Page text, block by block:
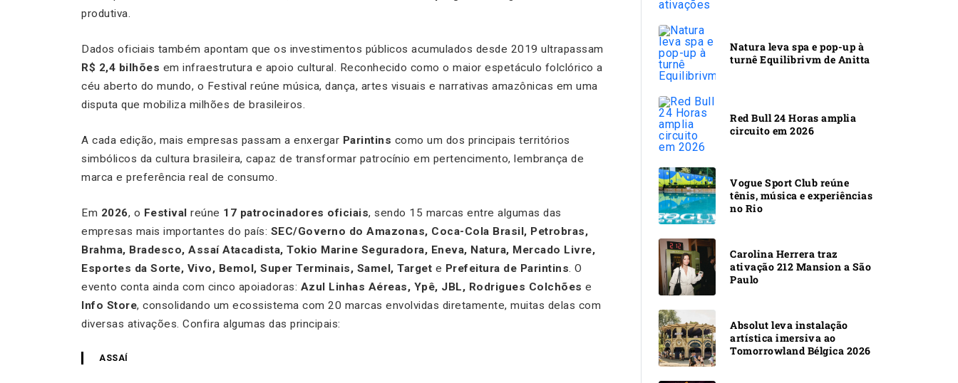
produtiva.
Dados oficiais também apontam que os investimentos públicos acumulados desde 2019 ultrapassam
R$ 2,4 bilhões em infraestrutura e apoio cultural. Reconhecido como o maior espetáculo folclórico a
céu aberto do mundo, o Festival reúne música, dança, artes visuais e narrativas amazônicas em uma
disputa que mobiliza milhões de brasileiros.
A cada edição, mais empresas passam a enxergar Parintins como um dos principais territórios
simbólicos da cultura brasileira, capaz de transformar patrocínio em pertencimento, lembrança de
marca e preferência real de consumo.
Em 2026, o Festival reúne 17 patrocinadores oficiais, sendo 15 marcas entre algumas das
empresas mais importantes do país: SEC/Governo do Amazonas, Coca-Cola Brasil, Petrobras,
Brahma, Bradesco, Assaí Atacadista, Tokio Marine Seguradora, Eneva, Natura, Mercado Livre,
Esportes da Sorte, Vivo, Bemol, Super Terminais, Samel, Target e Prefeitura de Parintins. O
evento conta ainda com cinco apoiadoras: Azul Linhas Aéreas, Ypê, JBL, Rodrigues Colchões e
Info Store, consolidando um ecossistema com 20 marcas envolvidas diretamente, muitas delas com
diversas ativações. Confira algumas das principais:
ASSAÍ
Natura leva spa e pop-up à
turnê Equilibrivm de Anitta
Red Bull 24 Horas amplia
circuito em 2026
Vogue Sport Club reúne
tênis, música e experiências
no Rio
Carolina Herrera traz
ativação 212 Mansion a São
Paulo
Absolut leva instalação
artística imersiva ao
Tomorrowland Bélgica 2026